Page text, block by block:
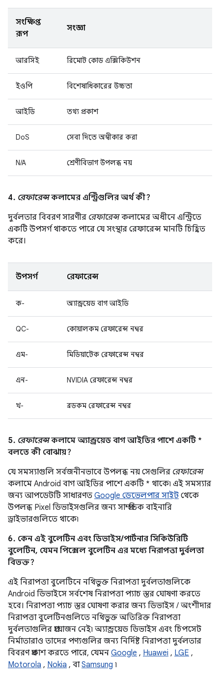
সংক্ষিপ্ত
রূপ
সংজ্ঞা
আরসিই রিমোট কোড এক্সিকিউশন
ইওপি বিশেষাধিকারের উচ্চতা
আইডি তথ্য প্রকাশ
DoS সেবা দিতে অস্বীকার করা
N/A শ্রেণীবিভাগ উপলব্ধ নয়
4. রেফারেন্সকলামের এন্ট্রিগুলির অর্থ কী?
দুর্বলতার বিবরণ সারণীর রেফারেন্সকলামের অধীনে এন্ট্রিতে
একটি উপসর্গ থাকতে পারে যে সংস্থার রেফারেন্স মানটি চিহ্নিত
করে।
উপসর্গ রেফারেন্স
ক- অ্যান্ড্রয়েড বাগ আইডি
QC- কোয়ালকম রেফারেন্স নম্বর
এম- মিডিয়াটেক রেফারেন্স নম্বর
এন- NVIDIA রেফারেন্স নম্বর
খ- ব্রডকম রেফারেন্স নম্বর
5. রেফারেন্সকলামে অ্যান্ড্রয়েড বাগ আইডির পাশে একটি *
বলতে কী বোঝায়?
যে সমস্যাগুলি সর্বজনীনভাবে উপলব্ধ নয় সেগুলির রেফারেন্স
কলামে Android বাগ আইডির পাশে একটি * থাকে৷ এই সমস্যার
জন্য আপডেটটি সাধারণত Google ডেভেলপার সাইট থেকে
উপলব্ধ Pixel ডিভাইসগুলির জন্য সাম্প্রতিক বাইনারি
ড্রাইভারগুলিতে থাকে৷
6. কেন এই বুলেটিন এবং ডিভাইস/পার্টনার সিকিউরিটি
বুলেটিন, যেমন পিক্সেল বুলেটিন এর মধ্যে নিরাপত্তা দুর্বলতা
বিভক্ত?
এই নিরাপত্তা বুলেটিনে নথিভুক্ত নিরাপত্তা দুর্বলতাগুলিকে
Android ডিভাইসে সর্বশেষ নিরাপত্তা প্যাচ স্তর ঘোষণা করতে
হবে। নিরাপত্তা প্যাচ স্তর ঘোষণা করার জন্য ডিভাইস / অংশীদার
নিরাপত্তা বুলেটিনগুলিতে নথিভুক্ত অতিরিক্ত নিরাপত্তা
দুর্বলতাগুলির প্রয়োজন নেই৷ অ্যান্ড্রয়েড ডিভাইস এবং চিপসেট
নির্মাতারাও তাদের পণ্যগুলির জন্য নির্দিষ্ট নিরাপত্তা দুর্বলতার
বিবরণ প্রকাশ করতে পারে, যেমন Google , Huawei , LGE ,
Motorola , Nokia , বাSamsung ৷